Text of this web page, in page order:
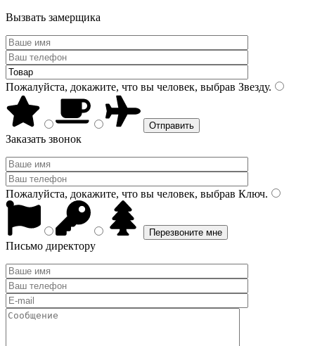
Вызвать замерщика
Пожалуйста, докажите, что вы человек, выбрав Звезду.
Заказать звонок
Пожалуйста, докажите, что вы человек, выбрав Ключ.
Письмо директору